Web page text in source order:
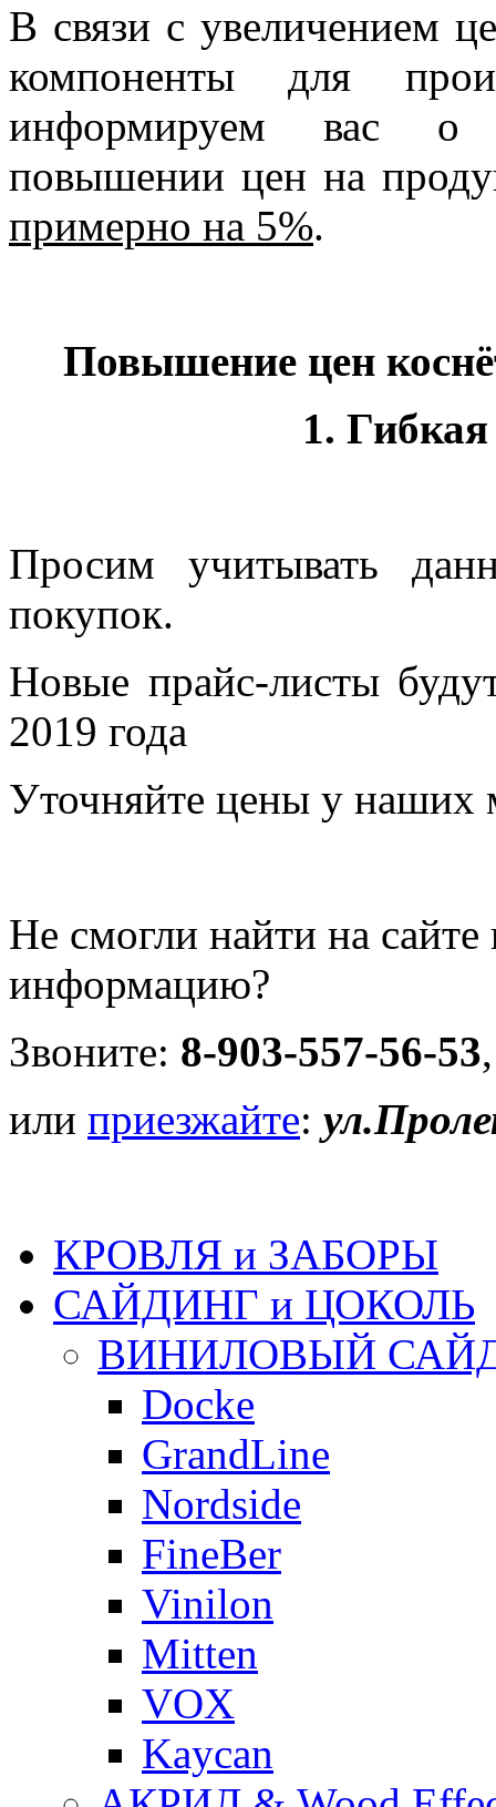
В связи с увеличением
компоненты для
информируем вас о
повышении цен на
примерно на 5%.
Повышение цен
1.
Просим учитывать
покупок.
Новые прайс-листы
2019 года
Уточняйте цены у наших
Не смогли найти на
информацию?
Звоните: 8-903-557-56-53
или приезжайте:
КРОВЛЯ и ЗАБОРЫ
САЙДИНГ и ЦОКОЛЬ
ВИНИЛОВЫЙ
Docke
GrandLine
Nordside
FineBer
Vinilon
Mitten
VOX
Kaycan